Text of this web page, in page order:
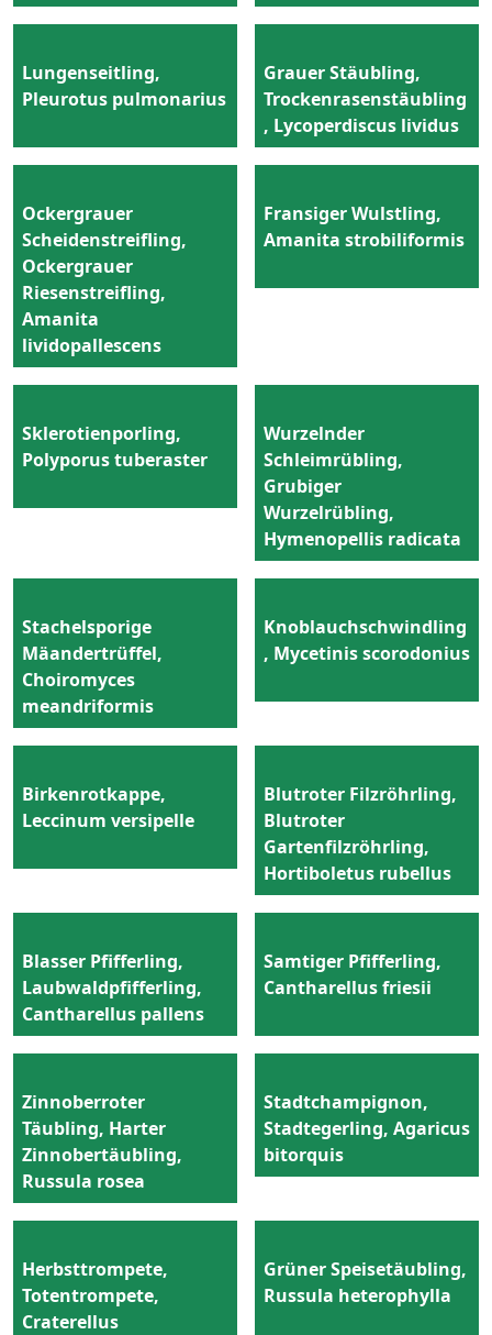
Lungenseitling,
Pleurotus pulmonarius
Grauer Stäubling,
Trockenrasenstäubling
, Lycoperdiscus lividus
Ockergrauer
Scheidenstreifling,
Ockergrauer
Riesenstreifling,
Amanita
lividopallescens
Fransiger Wulstling,
Amanita strobiliformis
Sklerotienporling,
Polyporus tuberaster
Wurzelnder
Schleimrübling,
Grubiger
Wurzelrübling,
Hymenopellis radicata
Stachelsporige
Mäandertrüffel,
Choiromyces
meandriformis
Knoblauchschwindling
, Mycetinis scorodonius
Birkenrotkappe,
Leccinum versipelle
Blutroter Filzröhrling,
Blutroter
Gartenfilzröhrling,
Hortiboletus rubellus
Blasser Pfifferling,
Laubwaldpfifferling,
Cantharellus pallens
Samtiger Pfifferling,
Cantharellus friesii
Zinnoberroter
Täubling, Harter
Zinnobertäubling,
Russula rosea
Stadtchampignon,
Stadtegerling, Agaricus
bitorquis
Herbsttrompete,
Totentrompete,
Craterellus
Grüner Speisetäubling,
Russula heterophylla